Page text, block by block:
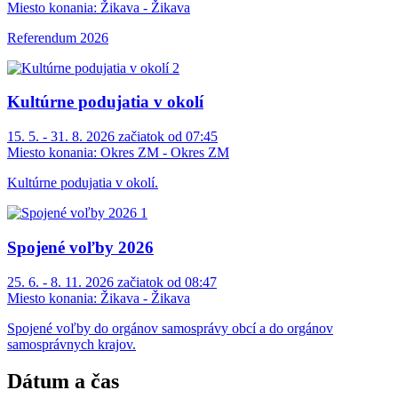
Miesto konania: Žikava - Žikava
Referendum 2026
Kultúrne podujatia v okolí
15. 5. - 31. 8. 2026 začiatok od 07:45
Miesto konania: Okres ZM - Okres ZM
Kultúrne podujatia v okolí.
Spojené voľby 2026
25. 6. - 8. 11. 2026 začiatok od 08:47
Miesto konania: Žikava - Žikava
Spojené voľby do orgánov samosprávy obcí a do orgánov
samosprávnych krajov.
Dátum a čas